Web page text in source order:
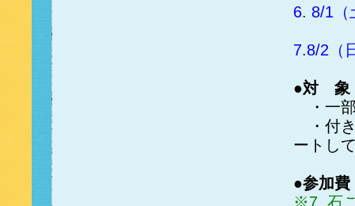
6. 8/1（
7.8/2（
●対 象
・一部
・付き
ートし
●参加費
※7. 石